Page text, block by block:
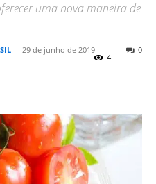
uma nova maneira de
- 29 de junho de 2019 0
4